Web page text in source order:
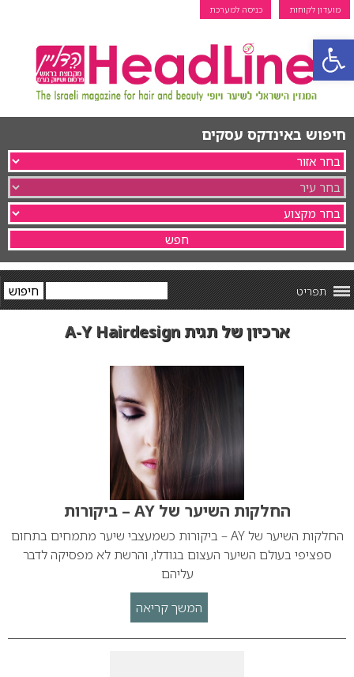
פתח סרגל נגישות
מועדון לקוחות כניסה למערכת
חיפוש באינדקס עסקים
תפריט
ארכיון של תגית A-Y Hairdesign
החלקות השיער של AY – ביקורות
החלקות השיער של AY – ביקורות כשמעצבי שיער מתמחים בתחום
ספציפי בעולם השיער העצום בגודלו, והרשת לא מפסיקה לדבר
עליהם
המשך קריאה